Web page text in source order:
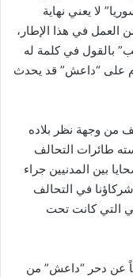
لا يعني نهاية
العمل في هذا الإطار،
بالقول في كلمة له
على “داعش” قد يحدث
من وجهة نظر بلاده
طائرات التحالف
بين المدنيين جراء
في التحالف
التي كانت تحت
عن دحر “داعش” من